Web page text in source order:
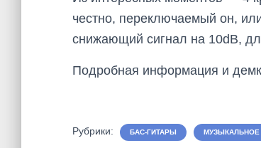
честно, переключаемый он,
снижающий сигнал на 10dB,
Подробная информация и
Рубрики: БАС-ГИТАРЫ МУЗЫКАЛЬНОЕ